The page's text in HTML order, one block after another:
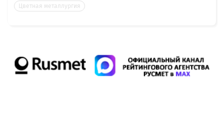
Цветная металлургия